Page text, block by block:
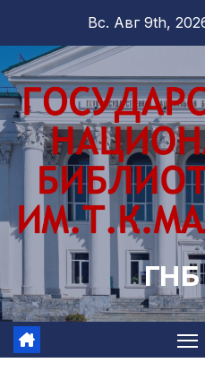
содержимому
Вс. Авг 9th,
ГНБ